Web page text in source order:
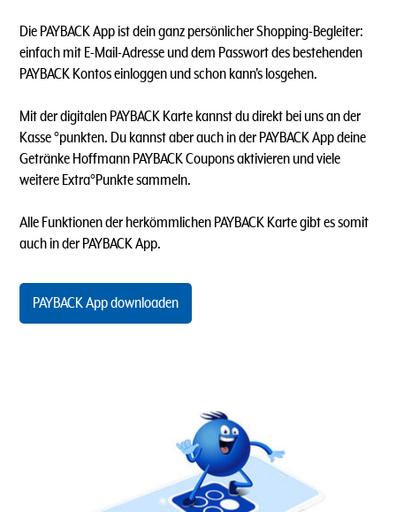
Die PAYBACK App ist dein ganz persönlicher Shopping-Begleiter:
einfach mit E-Mail-Adresse und dem Passwort des bestehenden
PAYBACK Kontos einloggen und schon kann's losgehen.
Mit der digitalen PAYBACK Karte kannst du direkt bei uns an der
Kasse °punkten. Du kannst aber auch in der PAYBACK App deine
Getränke Hoffmann PAYBACK Coupons aktivieren und viele
weitere Extra°Punkte sammeln.
Alle Funktionen der herkömmlichen PAYBACK Karte gibt es somit
auch in der PAYBACK App.
PAYBACK App downloaden